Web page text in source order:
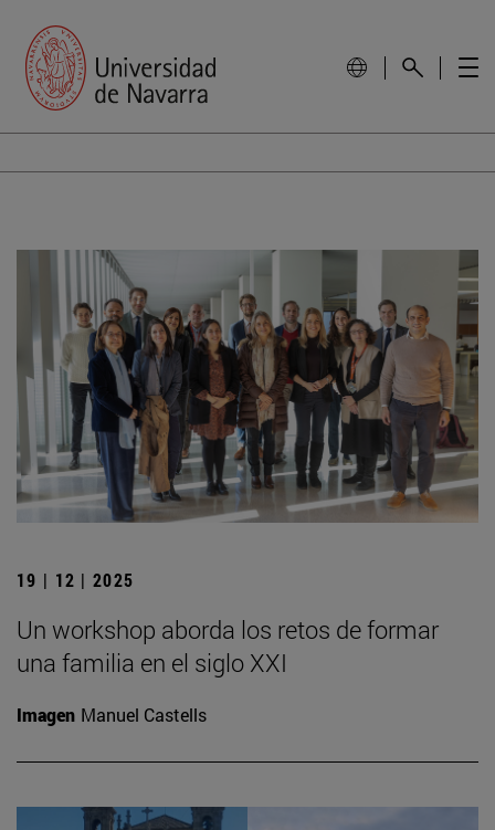
19 | 12 | 2025
Un workshop aborda los retos de formar
una familia en el siglo XXI
Imagen Manuel Castells